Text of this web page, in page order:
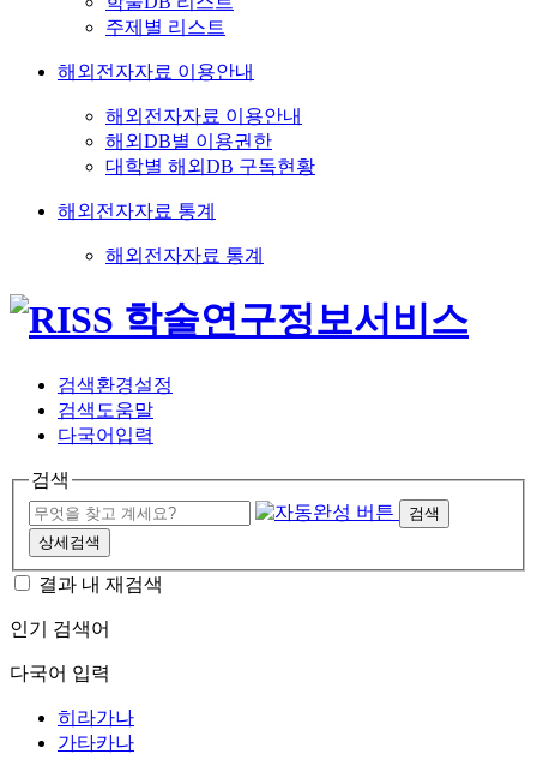
주제별 리스트
해외전자자료 이용안내
해외전자자료 이용안내
해외DB별 이용권한
대학별 해외DB 구독현황
해외전자자료 통계
해외전자자료 통계
검색환경설정
검색도움말
다국어입력
검색
검색
상세검색
결과 내 재검색
인기 검색어
다국어 입력
히라가나
가타카나